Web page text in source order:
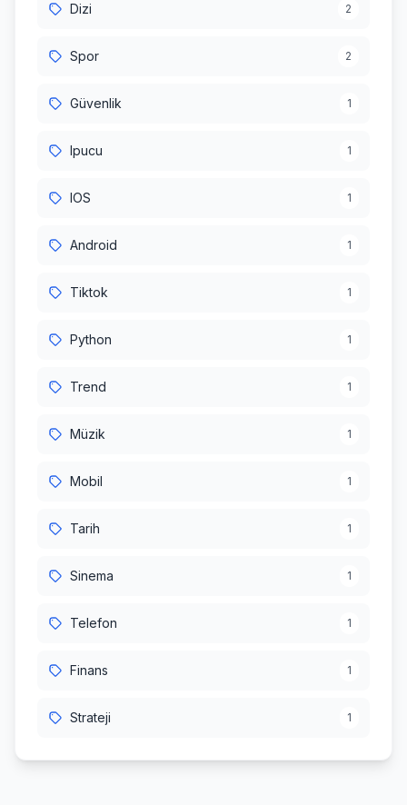
Dizi 2
Spor 2
Güvenlik 1
Ipucu 1
IOS 1
Android 1
Tiktok 1
Python 1
Trend 1
Müzik 1
Mobil 1
Tarih 1
Sinema 1
Telefon 1
Finans 1
Strateji 1